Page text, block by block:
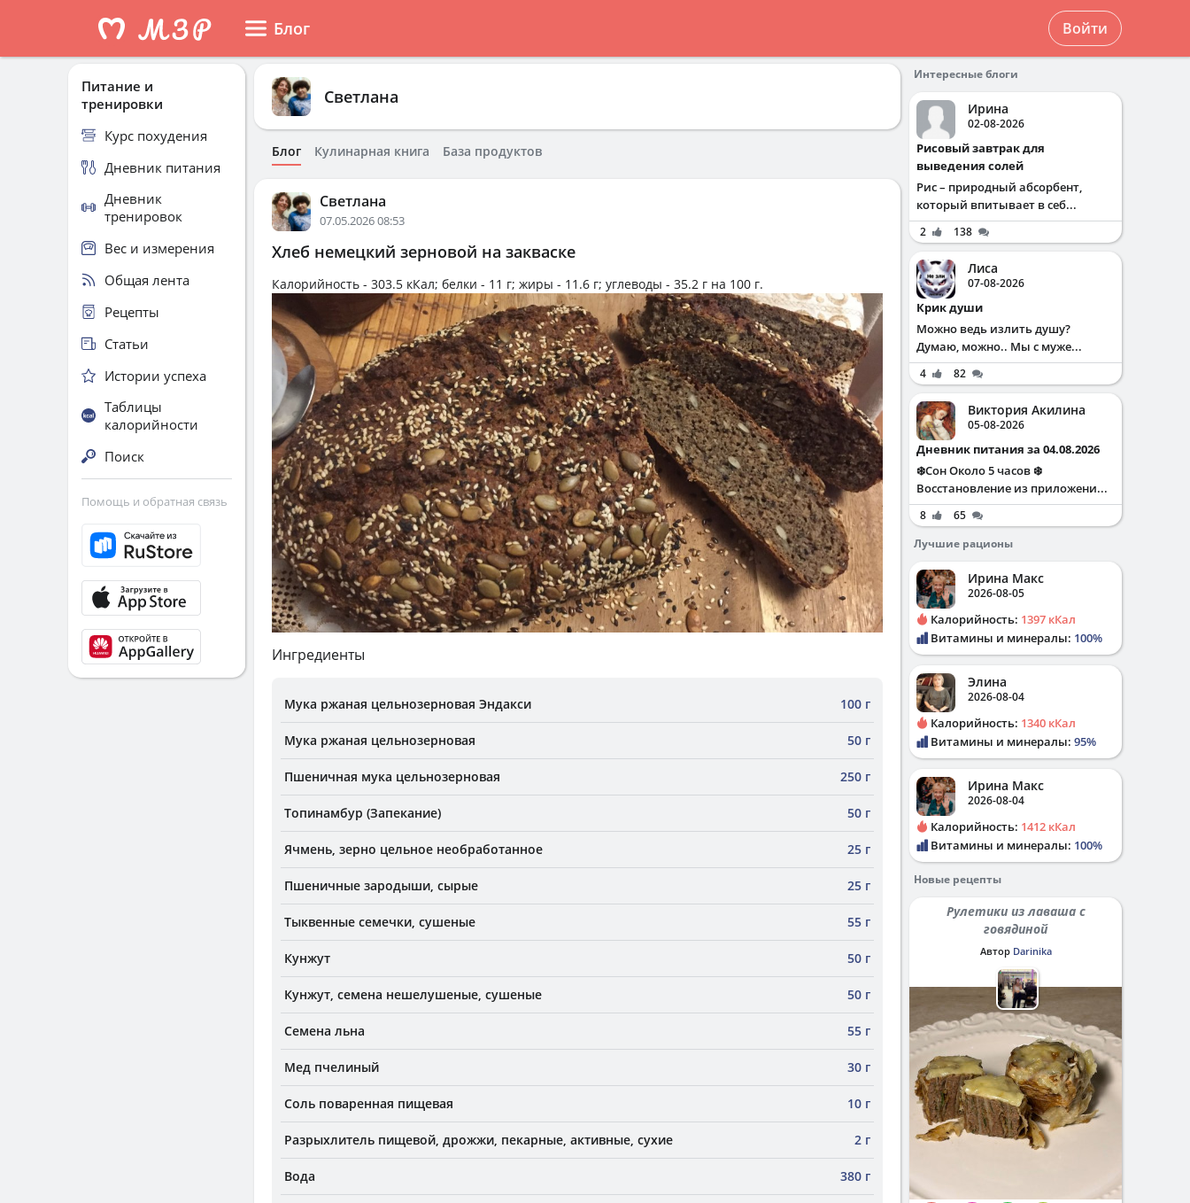
Блог Войти
Светлана
Блог Кулинарная книга База продуктов
Светлана
07.05.2026 08:53
Хлеб немецкий зерновой на закваске
Калорийность - 303.5 кКал; белки - 11 г; жиры - 11.6 г; углеводы - 35.2 г на 100 г.
Ингредиенты
Мука ржаная цельнозерновая Эндакси 100 г
Мука ржаная цельнозерновая 50 г
Пшеничная мука цельнозерновая 250 г
Топинамбур (Запекание) 50 г
Ячмень, зерно цельное необработанное 25 г
Пшеничные зародыши, сырые 25 г
Тыквенные семечки, сушеные 55 г
Кунжут 50 г
Кунжут, семена нешелушеные, сушеные 50 г
Семена льна 55 г
Мед пчелиный 30 г
Соль поваренная пищевая 10 г
Разрыхлитель пищевой, дрожжи, пекарные, активные, сухие 2 г
Вода 380 г
Питание и
тренировки
Курс похудения
Дневник питания
Дневник
тренировок
Вес и измерения
Общая лента
Рецепты
Статьи
Истории успеха
Таблицы
калорийности
Поиск
Помощь и обратная связь
Интересные блоги
Ирина
02-08-2026
Рисовый завтрак для
выведения солей
Рис – природный абсорбент,
который впитывает в себ...
2 138
Лиса
07-08-2026
Крик души
Можно ведь излить душу?
Думаю, можно.. Мы с муже...
4 82
Виктория Акилина
05-08-2026
Дневник питания за 04.08.2026
❄️Сон Около 5 часов ❄️
Восстановление из приложени...
8
65
Лучшие рационы
Ирина Макс
2026-08-05
Калорийность: 1397 кКал
Витамины и минералы: 100%
Элина
2026-08-04
Калорийность: 1340 кКал
Витамины и минералы: 95%
Ирина Макс
2026-08-04
Калорийность: 1412 кКал
Витамины и минералы: 100%
Новые рецепты
Рулетики из лаваша с
говядиной
Автор Darinika